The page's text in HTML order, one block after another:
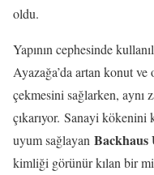
oldu.
Yapının cephesinde
Ayazağa’da artan konut
çekmesini sağlarken, aynı
çıkarıyor. Sanayi kökenini
uyum sağlayan Backhaus
kimliği görünür kılan bir